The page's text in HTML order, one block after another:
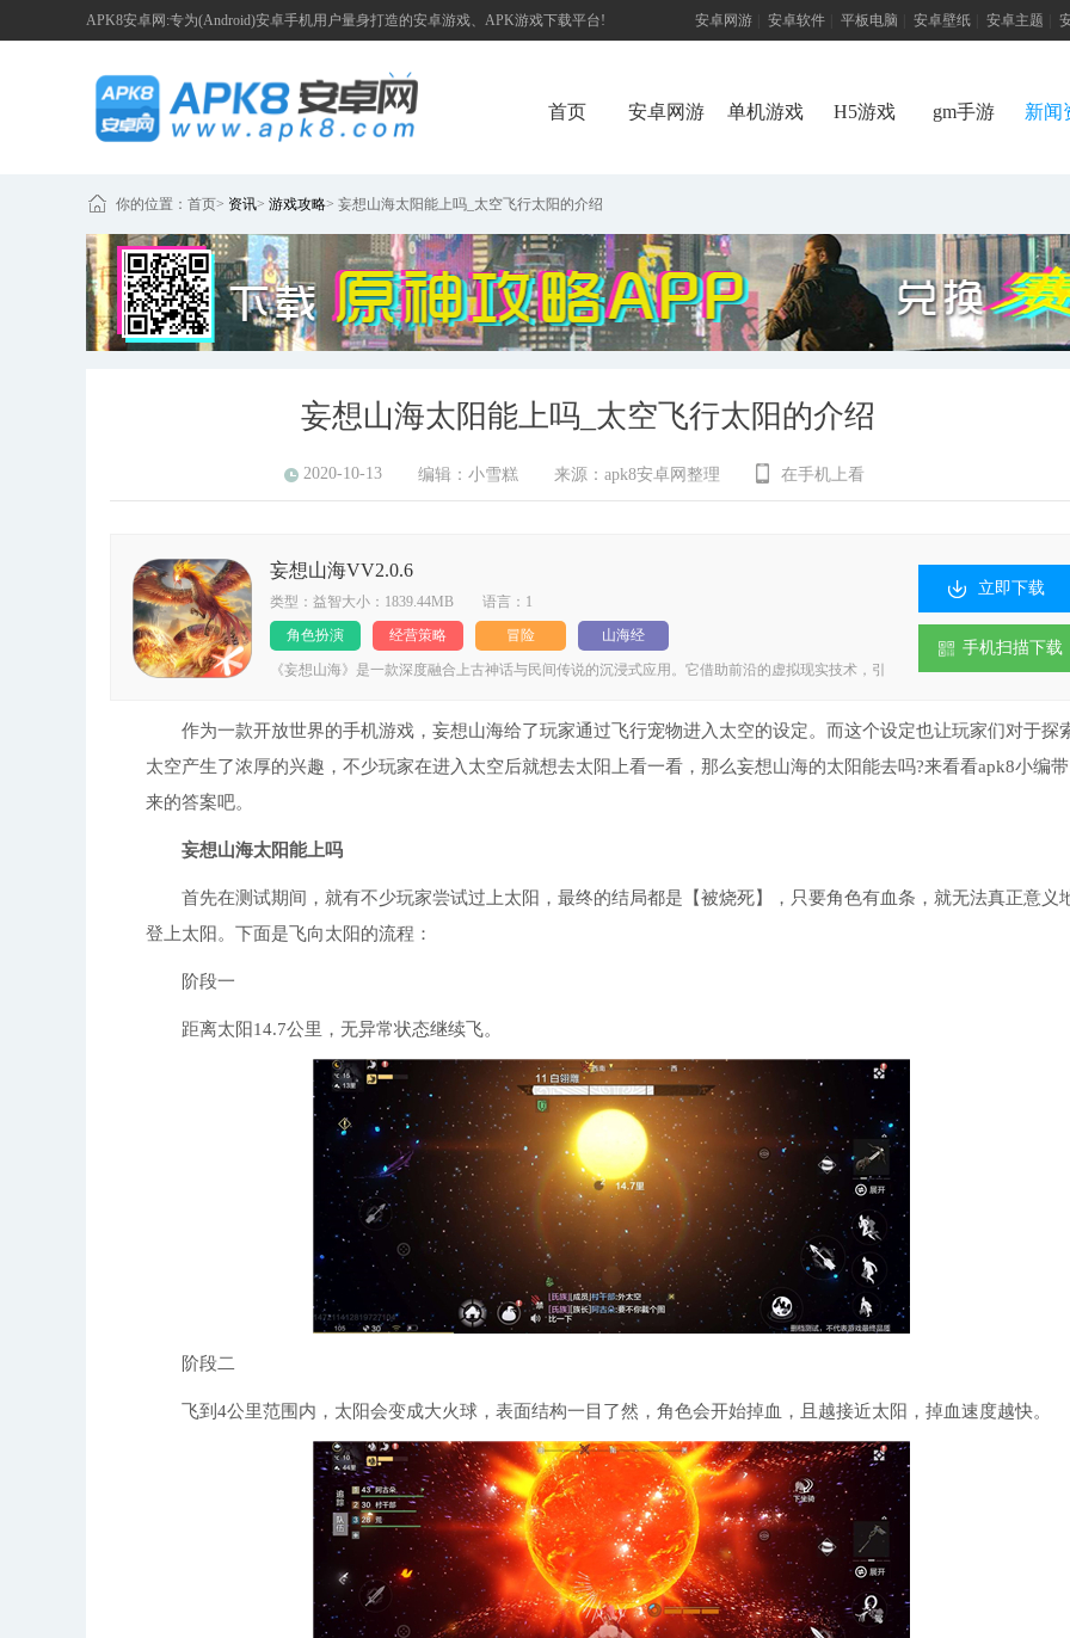
APK8安卓网:专为(Android)安卓手机用户量身打造的安卓游戏、APK游戏下载平台! 安卓网游 安卓软件 平板电脑 安卓壁纸 安卓主题
首页 安卓网游 单机游戏 H5游戏 gm手游 新闻
你的位置： 首页> 资讯> 游戏攻略> 妄想山海太阳能上吗_太空飞行太阳的介绍
妄想山海太阳能上吗_太空飞行太阳的介绍
2020-10-13 编辑： 小雪糕 来源： apk8安卓网整理 在手机上看
妄想山海VV2.0.6
类型：益智大小：1839.44MB 语言：1
角色扮演
经营策略 冒险 山海经
《妄想山海》是一款深度融合上古神话与民间传说的沉浸式应用。它借助前沿的虚拟现实技术，引
海》官服是腾讯推出的国风开放世界RPG游戏，以《山海经》为背景构建了壮阔的上古洪荒世界。
的战斗风格与技能设定，而击败并收服传说中的神兽，是提升自身战力的关键方式。 妄想山海特色
的眼动追踪技术，带来更自然流畅的操作体验。 2.角色控制机制灵活便捷，借助手柄就能在各个场
景间自由穿梭。 3.丰富的NPC互动机制，使得每一次对话都有机会开启全新的剧情篇章。 4.拥有高
垠的无缝地图与动态天气系统相互配合，打造出沉浸式的真实探索氛围。 2、融合建造、生存、对
战体验。 4、开放世界的家园系统，使玩家能够自由打造专属于自己的栖息地。 妄想山海优势 1、
味。 妄想山海玩家评论 这个山海世界辽阔得仿佛没有尽头，要想踏遍每一寸土地都得耗费大量时
入险境，唯有做好万全准备，才能在这个世界站稳脚跟。只有先确保生存，才有机会逐步提升自身
实力，最终成长为真正的强者。
立即下载
手机扫描下载
作为一款开放世界的手机游戏，妄想山海给了玩家通过飞行宠物进入太空的设定。而这个设定也让玩家们对于探
太空产生了浓厚的兴趣，不少玩家在进入太空后就想去太阳上看一看，那么妄想山海的太阳能去吗?来看看apk8小编带
来的答案吧。
妄想山海太阳能上吗
首先在测试期间，就有不少玩家尝试过上太阳，最终的结局都是【被烧死】，只要角色有血条，就无法真正意义
登上太阳。下面是飞向太阳的流程：
阶段一
距离太阳14.7公里，无异常状态继续飞。
阶段二
飞到4公里范围内，太阳会变成大火球，表面结构一目了然，角色会开始掉血，且越接近太阳，掉血速度越快。